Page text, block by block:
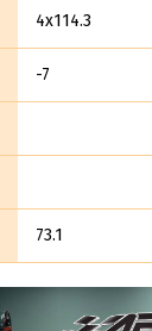
4x114.3
-7
73.1